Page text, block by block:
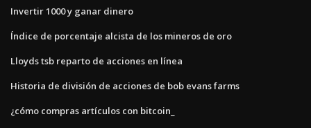
Invertir 1000 y ganar dinero
Índice de porcentaje alcista de los mineros de oro
Lloyds tsb reparto de acciones en línea
Historia de división de acciones de bob evans farms
¿cómo compras artículos con bitcoin_